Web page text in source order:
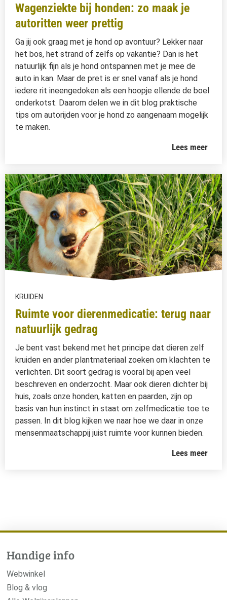
Wagenziekte bij honden: zo maak je
autoritten weer prettig
Ga jij ook graag met je hond op avontuur? Lekker naar
het bos, het strand of zelfs op vakantie? Dan is het
natuurlijk fijn als je hond ontspannen met je mee de
auto in kan. Maar de pret is er snel vanaf als je hond
iedere rit ineengedoken als een hoopje ellende de boel
onderkotst. Daarom delen we in dit blog praktische
tips om autorijden voor je hond zo aangenaam mogelijk
te maken.
Lees meer
KRUIDEN
Ruimte voor dierenmedicatie: terug naar
natuurlijk gedrag
Je bent vast bekend met het principe dat dieren zelf
kruiden en ander plantmateriaal zoeken om klachten te
verlichten. Dit soort gedrag is vooral bij apen veel
beschreven en onderzocht. Maar ook dieren dichter bij
huis, zoals onze honden, katten en paarden, zijn op
basis van hun instinct in staat om zelfmedicatie toe te
passen. In dit blog kijken we naar hoe we daar in onze
mensenmaatschappij juist ruimte voor kunnen bieden.
Lees meer
Handige info
Webwinkel
Blog & vlog